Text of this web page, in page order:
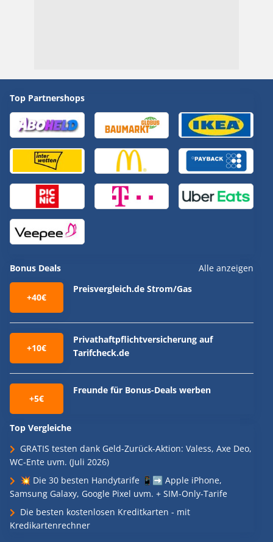
Top Partnershops
Bonus Deals Alle anzeigen
+40€
Preisvergleich.de Strom/Gas
+10€
Privathaftpflichtversicherung auf
Tarifcheck.de
+5€
Freunde für Bonus-Deals werben
Top Vergleiche
GRATIS testen dank Geld-Zurück-Aktion: Valess, Axe Deo,
WC-Ente uvm. (Juli 2026)
💥 Die 30 besten Handytarife 📱➡️ Apple iPhone,
Samsung Galaxy, Google Pixel uvm. + SIM-Only-Tarife
Die besten kostenlosen Kreditkarten - mit
Kredikartenrechner